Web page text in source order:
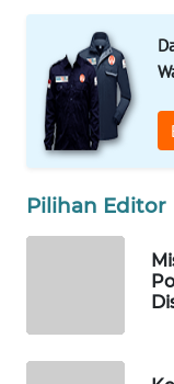
Pilihan Editor
WAHANA
KONSUMEN
WAHANA
LISTRIK
WAHANA
WAHANANEWS